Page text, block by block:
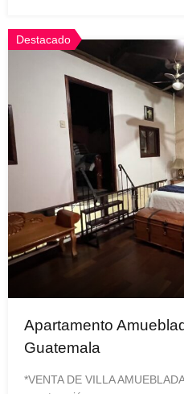
Destacado
Apartamento
Guatemala
*VENTA DE VILLA